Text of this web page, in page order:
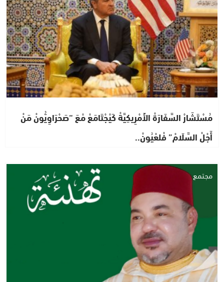
مُسْتَشَارْ السَّفَارَةْ الأَمْرِيكِيَّةْ كَيْجْتَامَعْ مْعَ “صَحْرَاوِيُّونْ مَنْ
أَجْلْ السَّلَامْ” فْلعْيُونْ..
مجتمع